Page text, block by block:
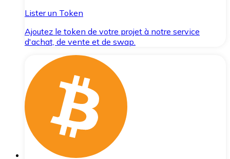
Lister un Token
Ajoutez le token de votre projet à notre service
d'achat, de vente et de swap.